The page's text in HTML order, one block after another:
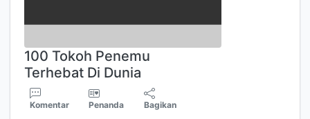
100 Tokoh Penemu
Terhebat Di Dunia
Komentar Penanda Bagikan